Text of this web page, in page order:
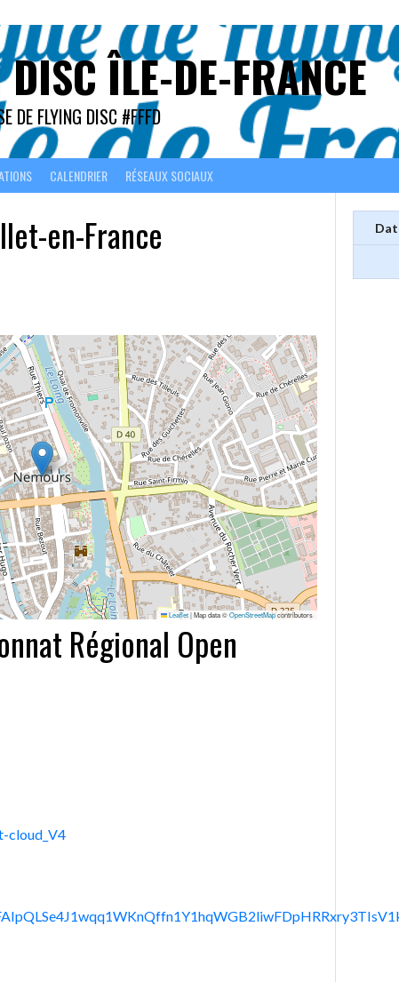
ÎLE-DE-FRANCE
DE FLYING DISC #FFFD
CALENDRIER RÉSEAUX SOCIAUX
en-France
Leaflet|Map data ©OpenStreetMapcontributors
Régional Open
cloud_V4